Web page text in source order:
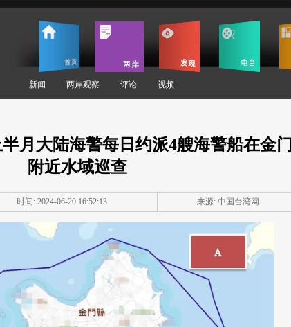
新闻 两岸观察 评论 视频
月大陆海警每日约派4艘海警船在金门
附近水域巡查
时间: 2024-06-20 16:52:13 来源: 中国台湾网